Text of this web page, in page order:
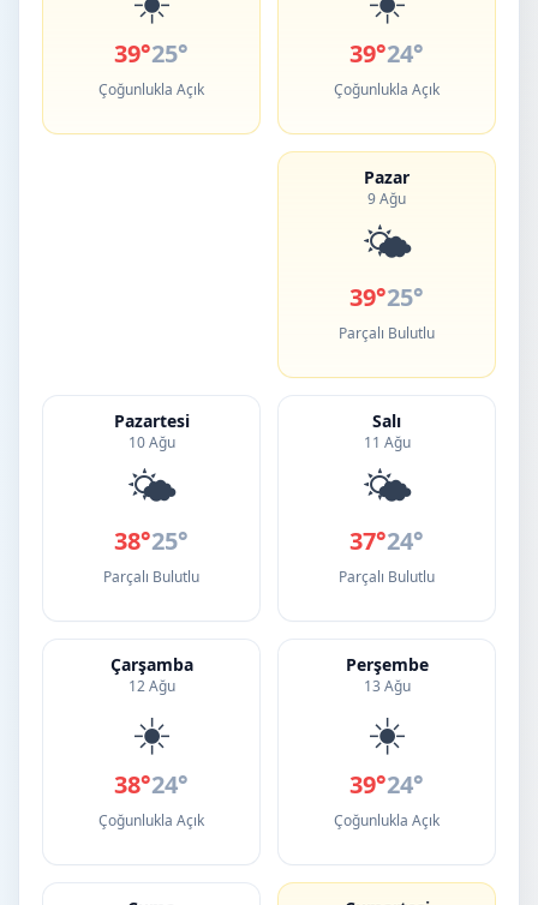
39°25°
Çoğunlukla Açık
39°24°
Çoğunlukla Açık
Pazar
9 Ağu
🌤️
39°25°
Parçalı Bulutlu
Pazartesi
10 Ağu
🌤️
38°25°
Parçalı Bulutlu
Salı
11 Ağu
🌤️
37°24°
Parçalı Bulutlu
Çarşamba
12 Ağu
☀️
38°24°
Çoğunlukla Açık
Perşembe
13 Ağu
☀️
39°24°
Çoğunlukla Açık